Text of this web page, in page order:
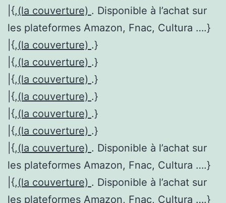
|{,(la couverture) . Disponible à l’achat sur
les plateformes Amazon, Fnac, Cultura ….}
|{,(la couverture) .}
|{,(la couverture) .}
|{,(la couverture) .}
|{,(la couverture) .}
|{,(la couverture) .}
|{,(la couverture) .}
|{,(la couverture) . Disponible à l’achat sur
les plateformes Amazon, Fnac, Cultura ….}
|{,(la couverture) . Disponible à l’achat sur
les plateformes Amazon, Fnac, Cultura ….}